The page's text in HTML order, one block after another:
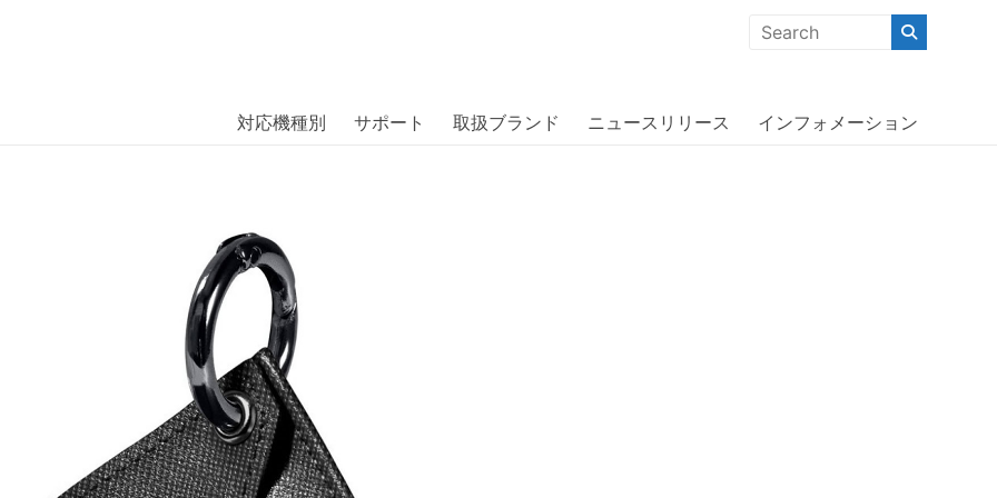
には、日本では珍しい「海外ブランド」をはじめ「ユニークな商品」「機能的な商品」「コストパフォーマンスの高い商
対応機種別 サポート 取扱ブランド ニュースリリース インフォメーション